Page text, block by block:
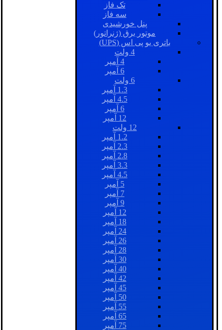
تک فاز
سه فاز
پنل خورشیدی
موتور برق (ژنراتور)
باتری یو پی اس (UPS)
4 ولت
4 آمپر
6 آمپر
6 ولت
1.3 آمپر
4.5 آمپر
6 آمپر
12 آمپر
12 ولت
1.2 آمپر
2.3 آمپر
2.8 آمپر
3.3 آمپر
4.5 آمپر
5 آمپر
7 آمپر
9 آمپر
12 آمپر
18 آمپر
24 آمپر
26 آمپر
28 آمپر
30 آمپر
40 آمپر
42 آمپر
45 آمپر
50 آمپر
55 آمپر
65 آمپر
75 آمپر